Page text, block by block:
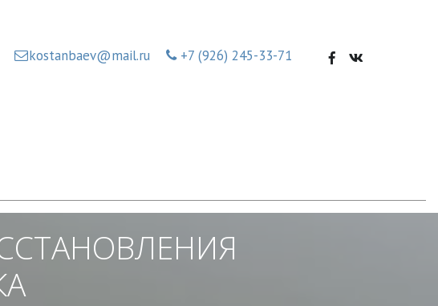
+7 (926) 245-33-71
kostanbaev@mail.ru